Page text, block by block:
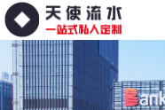
网
首
行
工